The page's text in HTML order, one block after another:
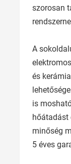
szorosan
A
és
is
minőség
5 éves